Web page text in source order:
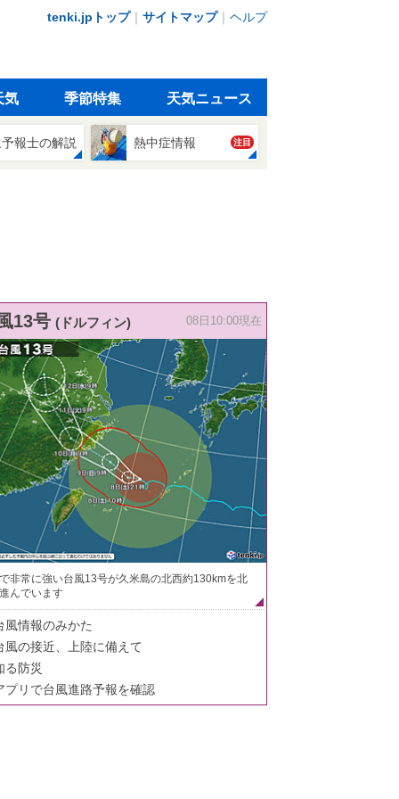
tenki.jpトップ｜ サイトマップ｜ ヘルプ
気 季節特集 天気ニュース
報士の解説 熱中症情報 注目
13号 (ドルフィン) 08日10:00現在
非常に強い台風13号が久米島の北西約130kmを北
んでいます
風情報のみかた
風の接近、上陸に備えて
る防災
プリで台風進路予報を確認